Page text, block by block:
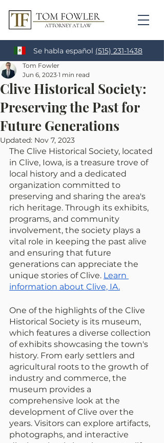
Se habla español (515) 231-1438
Clive Historical Society:
Preserving the Past for
Future Generations
Tom Fowler
Jun 6, 2023 1 min read
Updated: Nov 7, 2023
The Clive Historical Society, located
in Clive, Iowa, is a treasure trove of
local history and a dedicated
organization committed to
preserving and sharing the area's
rich heritage. Through its exhibits,
programs, and community
involvement, the society plays a
vital role in keeping the past alive
and ensuring that future
generations can appreciate the
unique stories of Clive. Learn
information about Clive, IA.
One of the highlights of the Clive
Historical Society is its museum,
which features a diverse collection
of exhibits showcasing the town's
history. From early settlers and
agricultural roots to the growth of
industry and commerce, the
museum provides a
comprehensive look at the
development of Clive over the
years. Visitors can explore artifacts,
photographs, and interactive